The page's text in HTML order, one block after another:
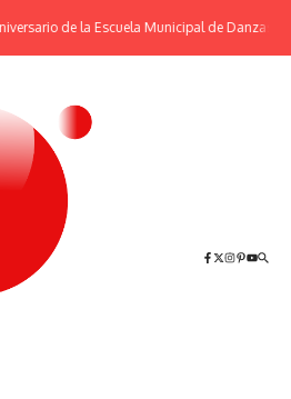
de la Escuela Municipal de Danzas “El